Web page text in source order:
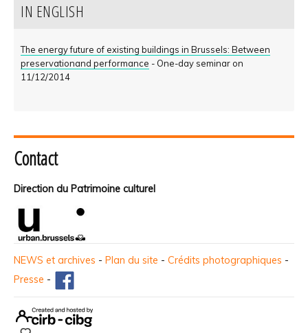
IN ENGLISH
The energy future of existing buildings in Brussels: Between
preservationand performance - One-day seminar on
11/12/2014
Contact
Direction du Patrimoine culturel
NEWS et archives - Plan du site - Crédits photographiques -
Presse -